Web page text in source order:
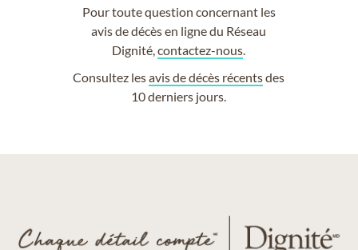
Pour toute question concernant les
avis de décès en ligne du Réseau
Dignité,contactez-nous
Consultez lesavis de décès récentsdes
10 derniers jours.